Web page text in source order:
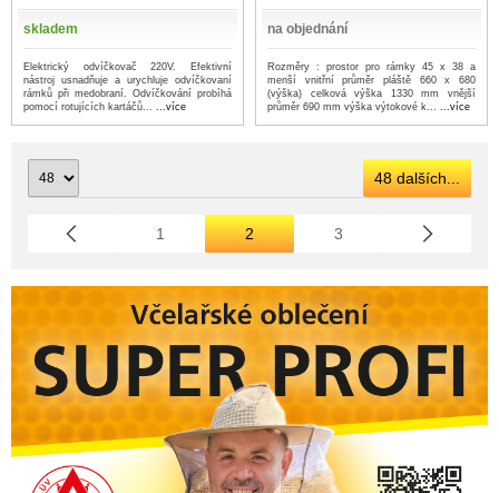
skladem
Elektrický odvíčkovač 220V. Efektivní
nástroj usnadňuje a urychluje odvíčkovaní
rámků při medobraní. Odvíčkování probíhá
pomocí rotujících kartáčů... ...více
na objednání
Rozměry : prostor pro rámky 45 x 38 a
menší vnitřní průměr pláště 660 x 680
(výška) celková výška 1330 mm vnější
průměr 690 mm výška výtokové k... ...více
48 dalších...
1 2 3